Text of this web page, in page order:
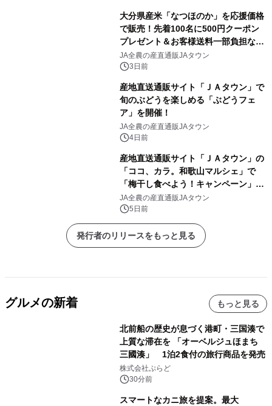
大分県産米「なつほのか」を応援価格
で販売！先着100名に500円クーポン
プレゼント＆お客様送料一部負担な
し！ＪＡタウンの「まるっと完食おお
いた」でキャンペーン開催
JA全農の産直通販JAタウン
3日前
産地直送通販サイト「ＪＡタウン」で
旬のぶどうを楽しめる「ぶどうフェ
ア」を開催！
JA全農の産直通販JAタウン
4日前
産地直送通販サイト「ＪＡタウン」の
「ココ、カラ。和歌山マルシェ」で
「梅干し食べよう！キャンペーン」を
開催！
JA全農の産直通販JAタウン
5日前
発行者のリリースをもっと見る
グルメの新着 もっと見る
北前船の歴史が息づく港町・三国湊で
上質な滞在を 「オーベルジュほまち
三國湊」 1泊2食付の旅行商品を発売
株式会社ぷらど
30分前
スマートなカニ旅を提案。最大